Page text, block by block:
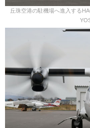
丘珠空港の駐機場へ進入する